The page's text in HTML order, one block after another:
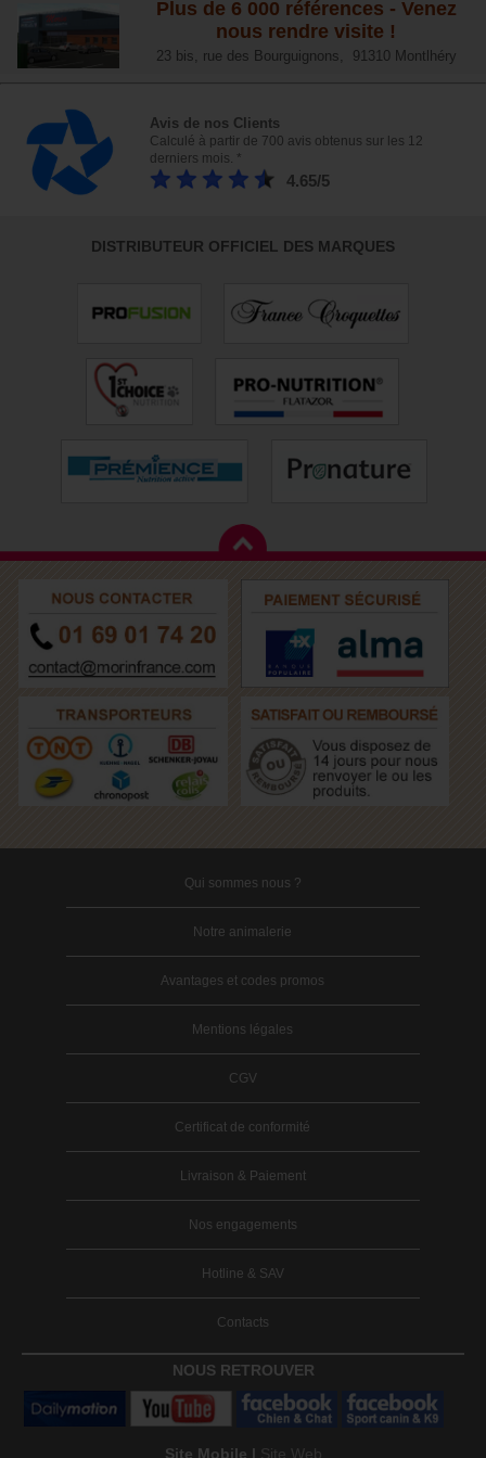
Plus de 6 000 références - Venez
nous rendre visite !
23 bis, rue des Bourguignons, 91310 Montlhéry
Avis de nos Clients
Calculé à partir de 700 avis obtenus sur les 12
derniers mois. *
4.65/5
DISTRIBUTEUR OFFICIEL DES MARQUES
Qui sommes nous ?
Notre animalerie
Avantages et codes promos
Mentions légales
CGV
Certificat de conformité
Livraison & Paiement
Nos engagements
Hotline & SAV
Contacts
NOUS RETROUVER
Site Mobile | Site Web